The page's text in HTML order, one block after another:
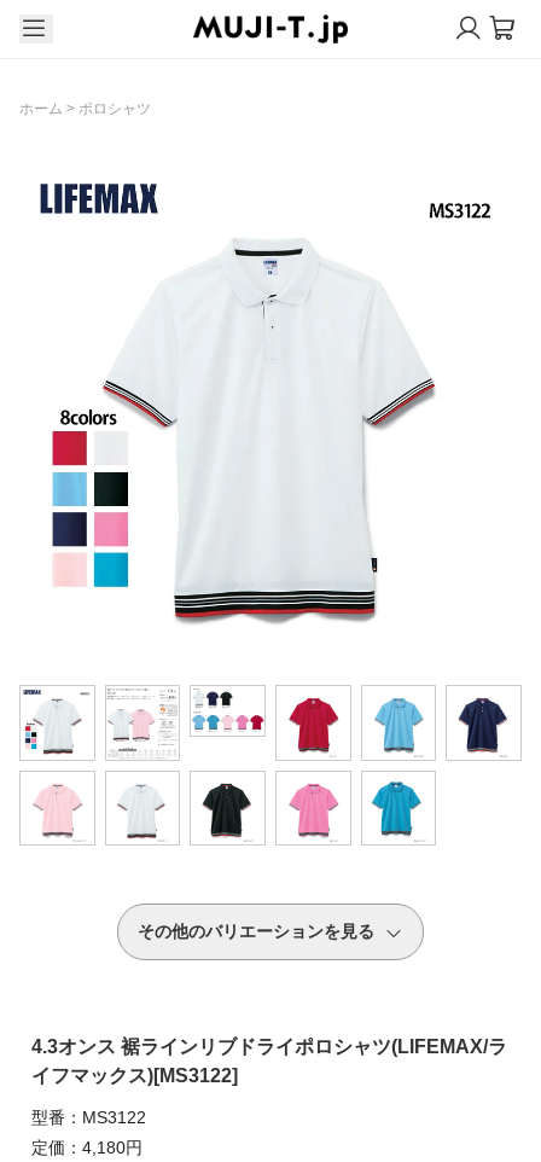
ホーム > ポロシャツ
その他のバリエーションを見る
4.3オンス 裾ラインリブドライポロシャツ(LIFEMAX/ラ
イフマックス)[MS3122]
型番：MS3122
定価：4,180円